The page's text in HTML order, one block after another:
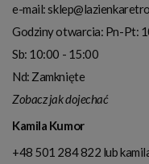
e-mail:
Godziny otwarcia: Pn-Pt:
Sb: 10:00 - 15:00
Nd: Zamknięte
Zobacz jak dojechać
Kamila Kumor
+48 501 284 822 lub